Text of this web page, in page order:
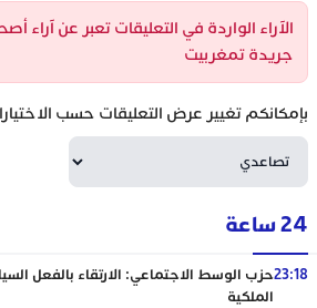
الآراء الواردة في التعليقات تعبر عن آراء
جريدة تمغربيت
بإمكانكم تغيير عرض التعليقات حسب
24 ساعة
23:18حزب الوسط الاجتماعي: الارتقاء بالفعل
الملكية